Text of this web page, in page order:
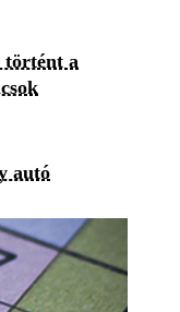
történt a
autó